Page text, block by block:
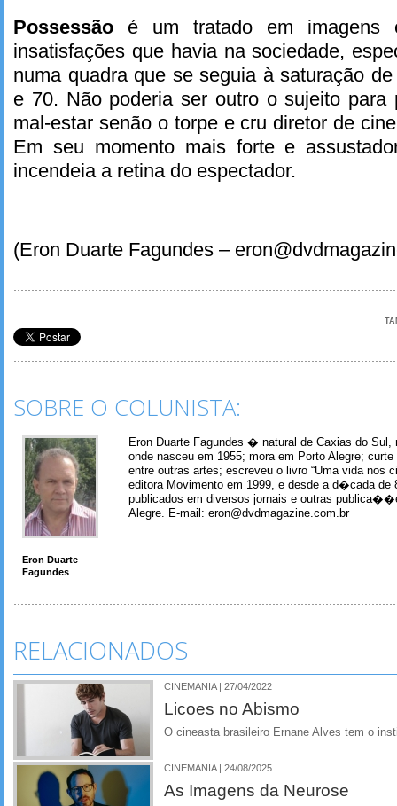
Possessão é um tratado em imagens
insatisfações que havia na sociedade,
numa quadra que se seguia à saturação
e 70. Não poderia ser outro o sujeito para
mal-estar senão o torpe e cru diretor de
Em seu momento mais forte e
incendeia a retina do espectador.
(Eron Duarte Fagundes –
SOBRE O COLUNISTA:
Eron Duarte
Fagundes
Eron Duarte Fagundes � natural de Caxias do Sul,
onde nasceu em 1955; mora em Porto Alegre;
entre outras artes; escreveu o livro “Uma vida nos
editora Movimento em 1999, e desde a d�cada de
publicados em diversos jornais e outras
Alegre. E-mail: eron@dvdmagazine.com.br
RELACIONADOS
CINEMANIA | 27/04/2022
Licoes no Abismo
O cineasta brasileiro Ernane Alves tem o
CINEMANIA | 24/08/2025
As Imagens da Neurose